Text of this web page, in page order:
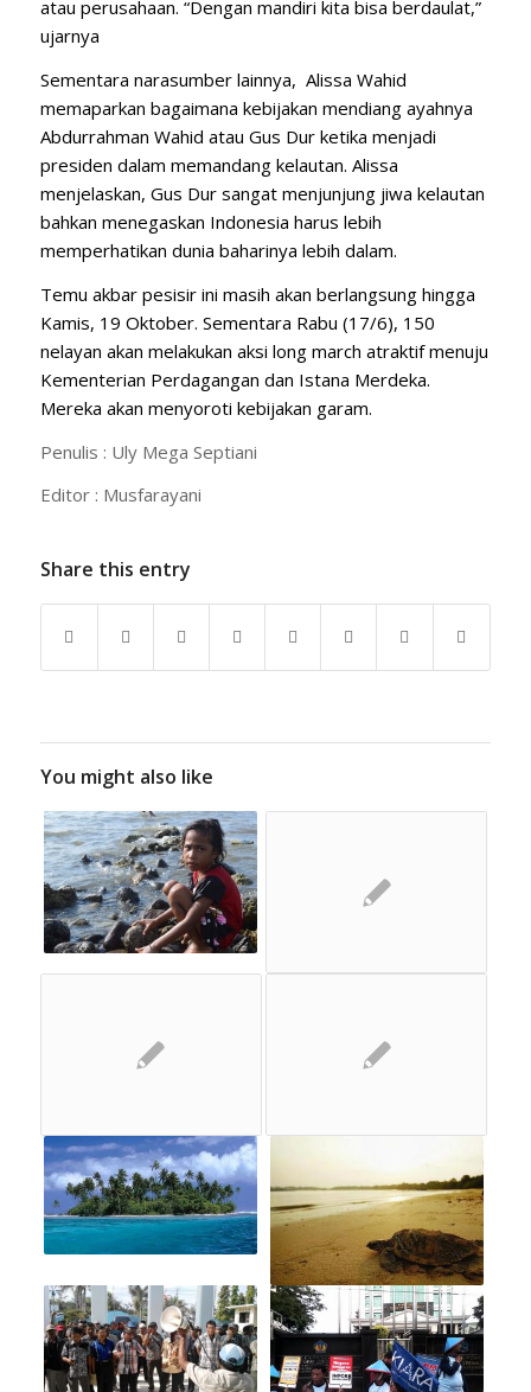
atau perusahaan. “Dengan mandiri kita bisa berdaulat,”
ujarnya
Sementara narasumber lainnya, Alissa Wahid
memaparkan bagaimana kebijakan mendiang ayahnya
Abdurrahman Wahid atau Gus Dur ketika menjadi
presiden dalam memandang kelautan. Alissa
menjelaskan, Gus Dur sangat menjunjung jiwa kelautan
bahkan menegaskan Indonesia harus lebih
memperhatikan dunia baharinya lebih dalam.
Temu akbar pesisir ini masih akan berlangsung hingga
Kamis, 19 Oktober. Sementara Rabu (17/6), 150
nelayan akan melakukan aksi long march atraktif menuju
Kementerian Perdagangan dan Istana Merdeka.
Mereka akan menyoroti kebijakan garam.
Penulis : Uly Mega Septiani
Editor : Musfarayani
Share this entry
You might also like